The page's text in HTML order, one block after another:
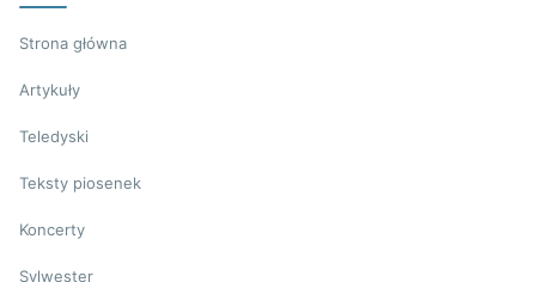
Strona główna
Artykuły
Teledyski
Teksty piosenek
Koncerty
Sylwester